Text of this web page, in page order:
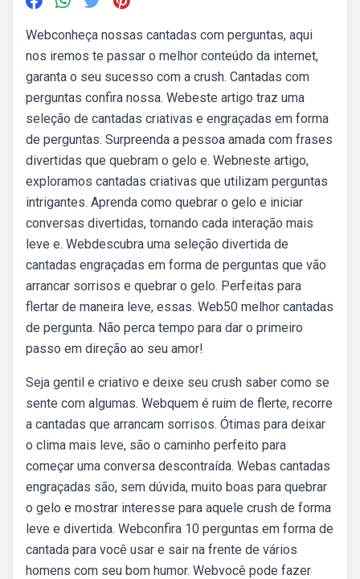
Webconheça nossas cantadas com perguntas, aqui
nos iremos te passar o melhor conteúdo da internet,
garanta o seu sucesso com a crush. Cantadas com
perguntas confira nossa. Webeste artigo traz uma
seleção de cantadas criativas e engraçadas em forma
de perguntas. Surpreenda a pessoa amada com frases
divertidas que quebram o gelo e. Webneste artigo,
exploramos cantadas criativas que utilizam perguntas
intrigantes. Aprenda como quebrar o gelo e iniciar
conversas divertidas, tornando cada interação mais
leve e. Webdescubra uma seleção divertida de
cantadas engraçadas em forma de perguntas que vão
arrancar sorrisos e quebrar o gelo. Perfeitas para
flertar de maneira leve, essas. Web50 melhor cantadas
de pergunta. Não perca tempo para dar o primeiro
passo em direção ao seu amor!
Seja gentil e criativo e deixe seu crush saber como se
sente com algumas. Webquem é ruim de flerte, recorre
a cantadas que arrancam sorrisos. Ótimas para deixar
o clima mais leve, são o caminho perfeito para
começar uma conversa descontraída. Webas cantadas
engraçadas são, sem dúvida, muito boas para quebrar
o gelo e mostrar interesse para aquele crush de forma
leve e divertida. Webconfira 10 perguntas em forma de
cantada para você usar e sair na frente de vários
homens com seu bom humor. Webvocê pode fazer